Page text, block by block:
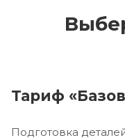
Тариф
Подготовка